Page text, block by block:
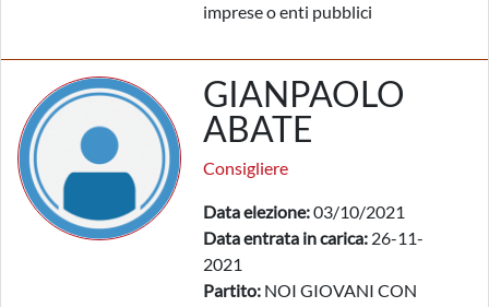
imprese o enti pubblici
GIANPAOLO
ABATE
Consigliere
Data elezione:03/10/2021
Data entrata in carica: 26-11-
2021
Partito: NOI GIOVANI CON